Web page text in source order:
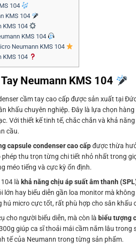
104
KMS 104
KMS 104
KMS 104
Neumann KMS 104
KMS 104
Neumann KMS 104
cầm tay cao cấp được sản xuất tại
khấu chuyên nghiệp. Đây là lựa chọn
Với thiết kế tinh tế, chắc chắn và khả
cầu.
capsule condenser cao cấpđược thừa
thu trọn từng chi tiết nhỏ nhất trong
méo tiếng và cực kỳ ổn định.
là khả năng chịu áp suất âm thanh
hay biểu diễn gần loa monitor mà
hú micro cực tốt, rất phù hợp cho sân khấu
cho người biểu diễn, mà còn là biểu tượng
giúp ca sĩ thoải mái cầm nắm lâu
tế của Neumann trong từng sản phẩm.